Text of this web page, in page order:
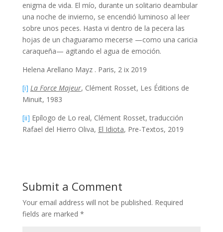
enigma de vida. El mío, durante un solitario deambular
una noche de invierno, se encendió luminoso al leer
sobre unos peces. Hasta vi dentro de la pecera las
hojas de un chaguaramo mecerse —como una caricia
caraqueña— agitando el agua de emoción.
Helena Arellano Mayz . Paris, 2 ix 2019
[i] La Force Majeur, Clément Rosset, Les Éditions de
Minuit, 1983
[ii] Epílogo de Lo real, Clément Rosset, traducción
Rafael del Hierro Oliva, El Idiota, Pre-Textos, 2019
Submit a Comment
Your email address will not be published. Required
fields are marked *